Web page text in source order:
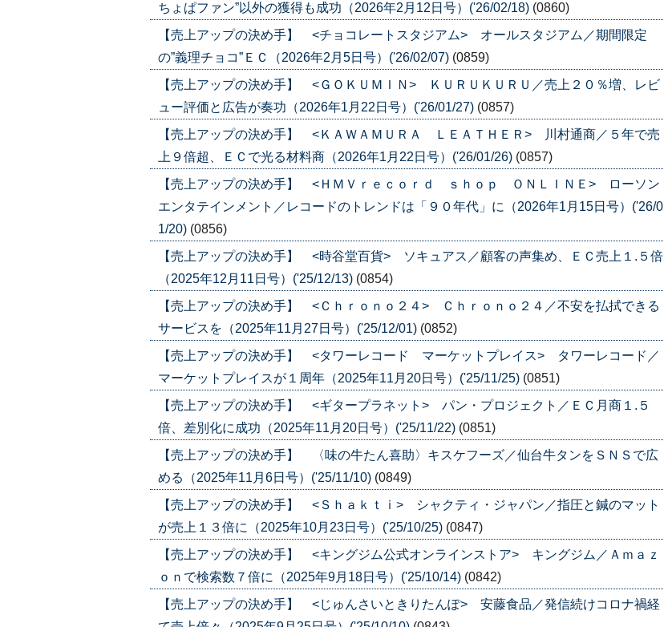
ちょぱファン”以外の獲得も成功（2026年2月12日号）('26/02/18) (0860)
【売上アップの決め手】 <チョコレートスタジアム> オールスタジアム／期間限定
の”義理チョコ”ＥＣ（2026年2月5日号）('26/02/07) (0859)
【売上アップの決め手】 <ＧＯＫＵＭＩＮ> ＫＵＲＵＫＵＲＵ／売上２０％増、レビ
ュー評価と広告が奏功（2026年1月22日号）('26/01/27) (0857)
【売上アップの決め手】 <ＫＡＷＡＭＵＲＡ ＬＥＡＴＨＥＲ> 川村通商／５年で売
上９倍超、ＥＣで光る材料商（2026年1月22日号）('26/01/26) (0857)
【売上アップの決め手】 <ＨＭＶｒｅｃｏｒｄ ｓｈｏｐ ＯＮＬＩＮＥ> ローソン
エンタテインメント／レコードのトレンドは「９０年代」に（2026年1月15日号）('26/0
1/20) (0856)
【売上アップの決め手】 <時谷堂百貨> ソキュアス／顧客の声集め、ＥＣ売上１.５倍
（2025年12月11日号）('25/12/13) (0854)
【売上アップの決め手】 <Ｃｈｒｏｎｏ２４> Ｃｈｒｏｎｏ２４／不安を払拭できる
サービスを（2025年11月27日号）('25/12/01) (0852)
【売上アップの決め手】 <タワーレコード マーケットプレイス> タワーレコード／
マーケットプレイスが１周年（2025年11月20日号）('25/11/25) (0851)
【売上アップの決め手】 <ギタープラネット> パン・プロジェクト／ＥＣ月商１.５
倍、差別化に成功（2025年11月20日号）('25/11/22) (0851)
【売上アップの決め手】 〈味の牛たん喜助〉キスケフーズ／仙台牛タンをＳＮＳで広
める（2025年11月6日号）('25/11/10) (0849)
【売上アップの決め手】 <Ｓｈａｋｔｉ> シャクティ・ジャパン／指圧と鍼のマット
が売上１３倍に（2025年10月23日号）('25/10/25) (0847)
【売上アップの決め手】 <キングジム公式オンラインストア> キングジム／Ａｍａｚ
ｏｎで検索数７倍に（2025年9月18日号）('25/10/14) (0842)
【売上アップの決め手】 <じゅんさいときりたんぽ> 安藤食品／発信続けコロナ禍経